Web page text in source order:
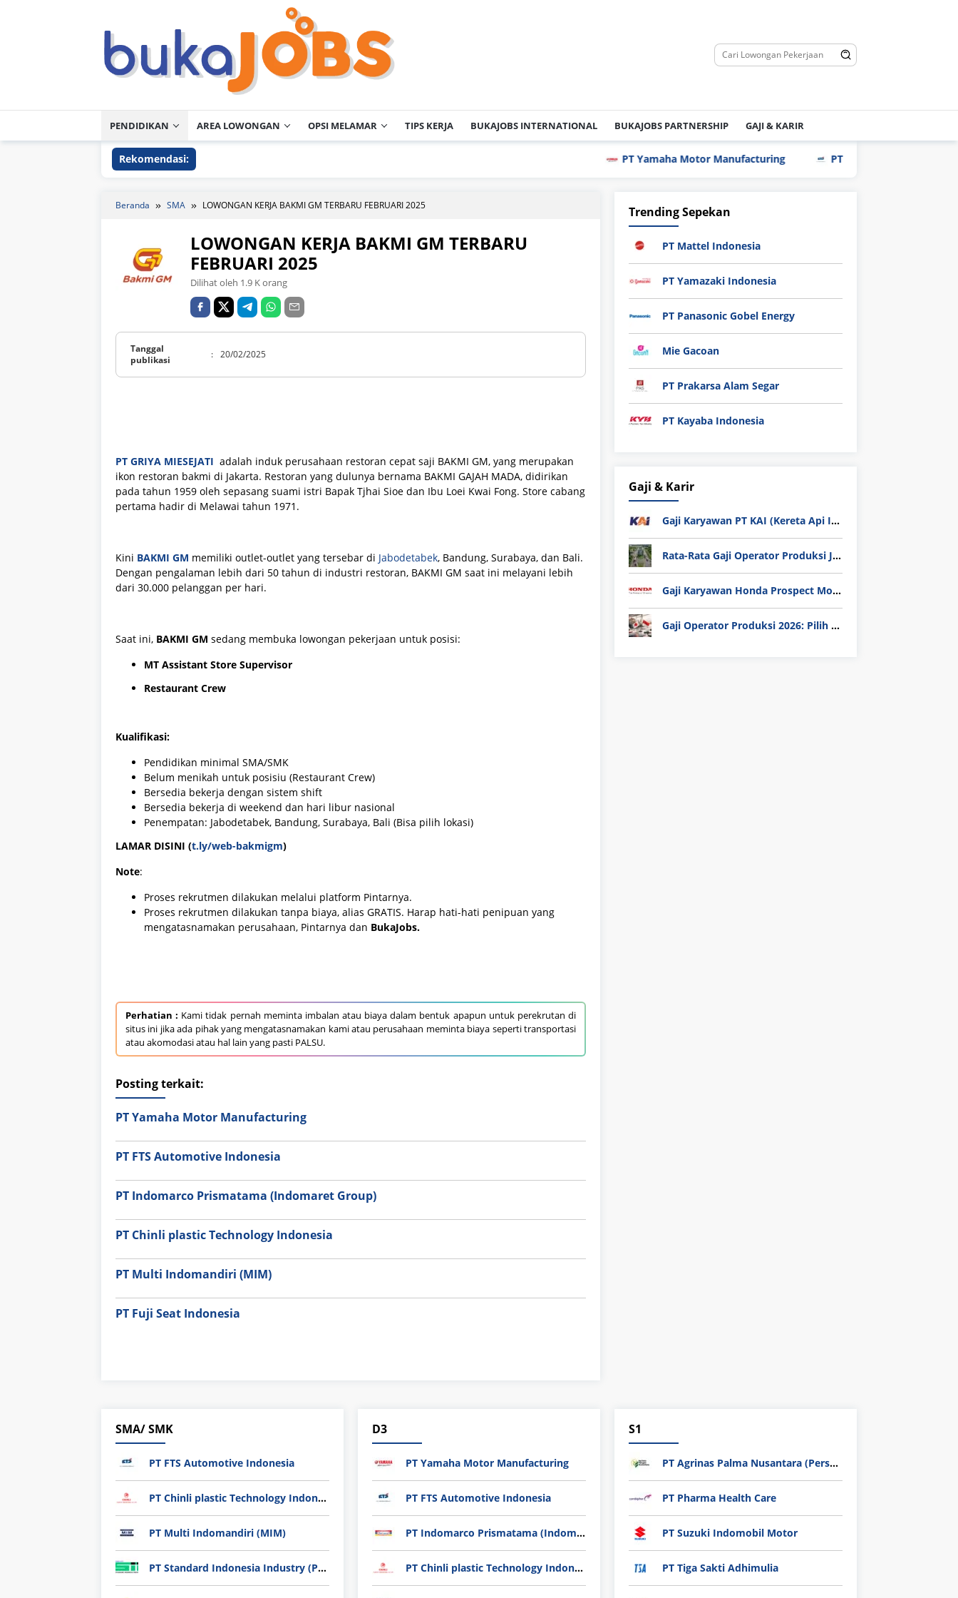
PENDIDIKAN AREA LOWONGAN OPSI MELAMAR TIPS KERJA BUKAJOBS INTERNATIONAL BUKAJOBS PARTNERSHIP GAJI & KARIR
Rekomendasi: PT Yamaha Motor Manufacturing PT FTS Automotive Indonesia
Beranda SMA LOWONGAN KERJA BAKMI GM TERBARU FEBRUARI 2025
LOWONGAN KERJA BAKMI GM TERBARU
FEBRUARI 2025
Dilihat oleh 1.9 K orang
Tanggal
publikasi
: 20/02/2025
PT GRIYA MIESEJATI adalah induk perusahaan restoran cepat saji BAKMI GM, yang merupakan
ikon restoran bakmi di Jakarta. Restoran yang dulunya bernama BAKMI GAJAH MADA, didirikan
pada tahun 1959 oleh sepasang suami istri Bapak Tjhai Sioe dan Ibu Loei Kwai Fong. Store cabang
pertama hadir di Melawai tahun 1971.
Kini BAKMI GM memiliki outlet-outlet yang tersebar di Jabodetabek, Bandung, Surabaya, dan Bali.
Dengan pengalaman lebih dari 50 tahun di industri restoran, BAKMI GM saat ini melayani lebih
dari 30.000 pelanggan per hari.
Saat ini, BAKMI GM sedang membuka lowongan pekerjaan untuk posisi:
MT Assistant Store Supervisor
Restaurant Crew
Kualifikasi:
Pendidikan minimal SMA/SMK
Belum menikah untuk posisiu (Restaurant Crew)
Bersedia bekerja dengan sistem shift
Bersedia bekerja di weekend dan hari libur nasional
Penempatan: Jabodetabek, Bandung, Surabaya, Bali (Bisa pilih lokasi)
LAMAR DISINI (t.ly/web-bakmigm)
Note:
Proses rekrutmen dilakukan melalui platform Pintarnya.
Proses rekrutmen dilakukan tanpa biaya, alias GRATIS. Harap hati-hati penipuan yang
mengatasnamakan perusahaan, Pintarnya dan BukaJobs.
Perhatian : Kami tidak pernah meminta imbalan atau biaya dalam bentuk apapun untuk perekrutan di
situs ini jika ada pihak yang mengatasnamakan kami atau perusahaan meminta biaya seperti transportasi
atau akomodasi atau hal lain yang pasti PALSU.
Posting terkait:
PT Yamaha Motor Manufacturing
PT FTS Automotive Indonesia
PT Indomarco Prismatama (Indomaret Group)
PT Chinli plastic Technology Indonesia
PT Multi Indomandiri (MIM)
PT Fuji Seat Indonesia
Trending Sepekan
PT Mattel Indonesia
PT Yamazaki Indonesia
PT Panasonic Gobel Energy
Mie Gacoan
PT Prakarsa Alam Segar
PT Kayaba Indonesia
Gaji & Karir
Gaji Karyawan PT KAI (Kereta Api Indonesia) Update 2025
Rata-Rata Gaji Operator Produksi Jabodetabek 2025: Bedah Tuntas UMK, Lemburan, dan Realita Hidup Buruh
Gaji Karyawan Honda Prospect Motor Semua Divisi
Gaji Operator Produksi 2026: Pilih PT Astra Honda Motor (AHM) atau Manufaktur di Jepang?
SMA/ SMK
PT FTS Automotive Indonesia
PT Chinli plastic Technology Indonesia
PT Multi Indomandiri (MIM)
PT Standard Indonesia Industry (PT SII)
D3
PT Yamaha Motor Manufacturing
PT FTS Automotive Indonesia
PT Indomarco Prismatama (Indomaret Group)
PT Chinli plastic Technology Indonesia
S1
PT Agrinas Palma Nusantara (Persero)
PT Pharma Health Care
PT Suzuki Indomobil Motor
PT Tiga Sakti Adhimulia